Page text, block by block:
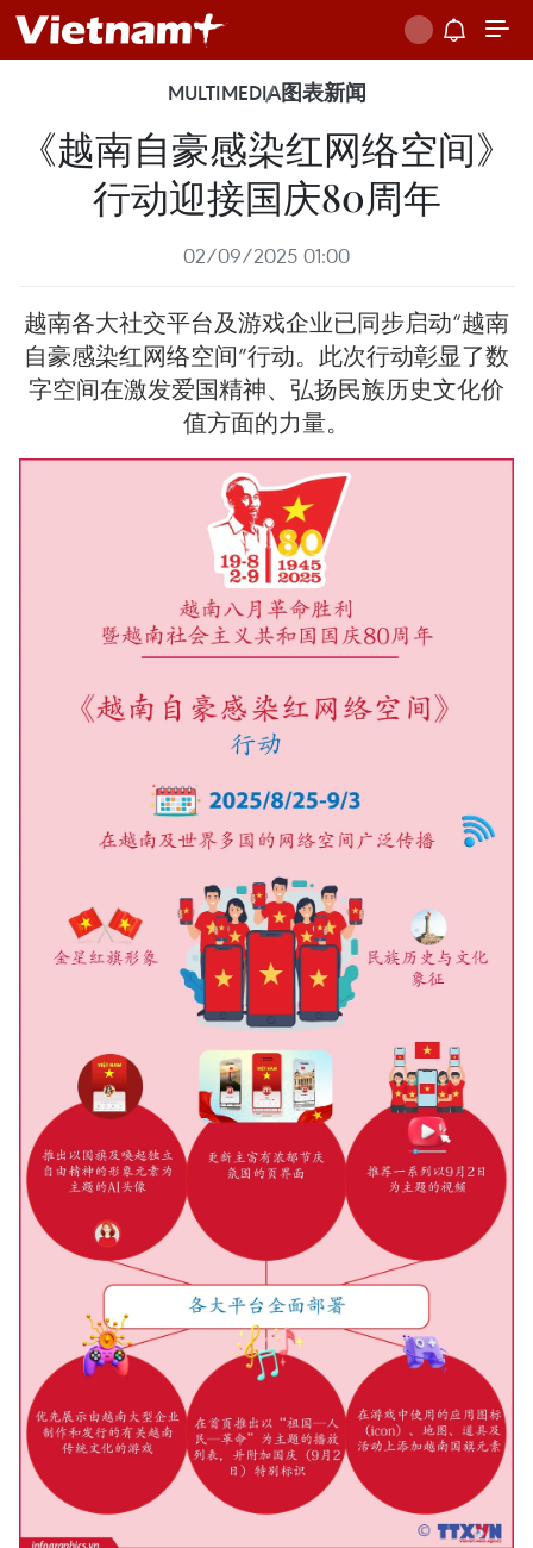
MULTIMEDIA图表新闻
《越南自豪感染红网络空间》
行动迎接国庆80周年
02/09/2025 01:00
越南各大社交平台及游戏企业已同步启动“越南
自豪感染红网络空间”行动。此次行动彰显了数
字空间在激发爱国精神、弘扬民族历史文化价
值方面的力量。